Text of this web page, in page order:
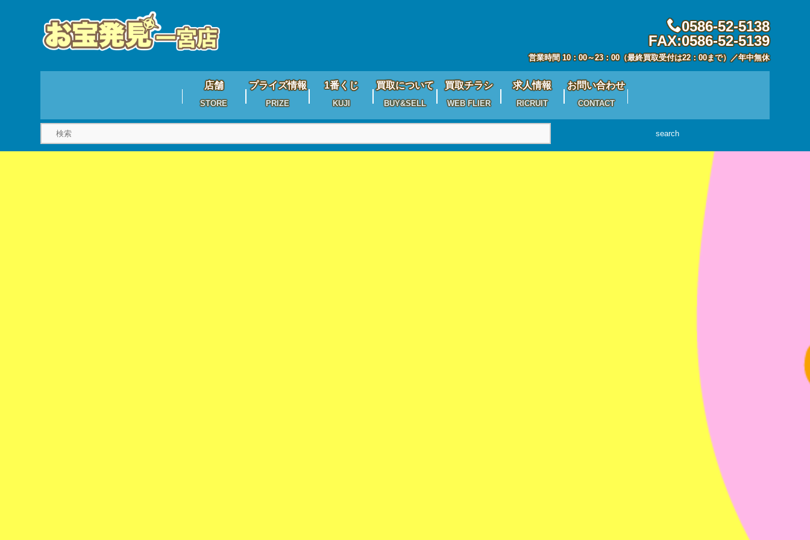
0586-52-5138
FAX:0586-52-5139
営業時間 10：00～23：00（最終買取受付は22：00まで）／年中無休
店舗
STORE
プライズ情報
PRIZE
1番くじ
KUJI
買取について
BUY&SELL
買取チラシ
WEB FLIER
求人情報
RICRUIT
お問い合わせ
CONTACT
search